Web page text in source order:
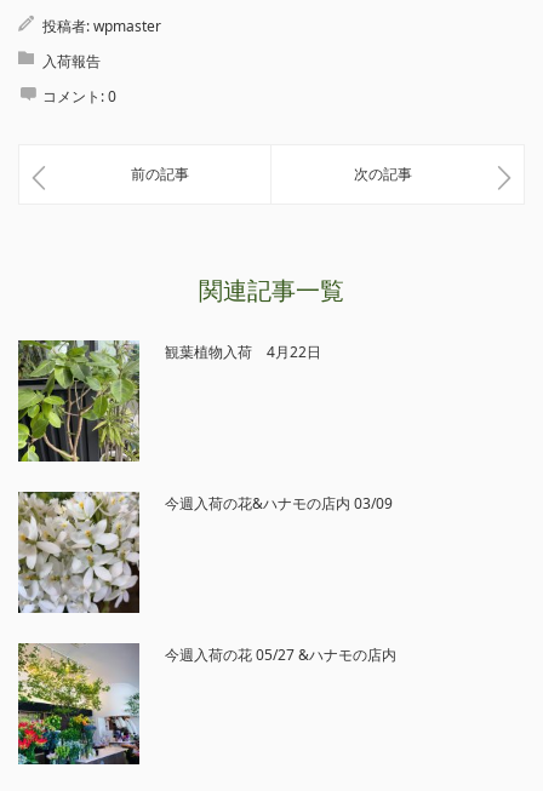
投稿者:wpmaster
入荷報告
コメント:0
前の記事 次の記事
関連記事一覧
観葉植物入荷 4月22日
今週入荷の花&ハナモの店内 03/09
今週入荷の花 05/27 &ハナモの店内